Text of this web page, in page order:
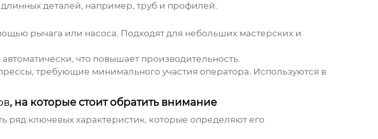
деталей, например, труб и профилей.
рычага или насоса. Подходят для небольших мастерских и
что повышает производительность.
требующие минимального участия оператора. Используются в
, на которые стоит обратить внимание
ряд ключевых характеристик, которые определяют его